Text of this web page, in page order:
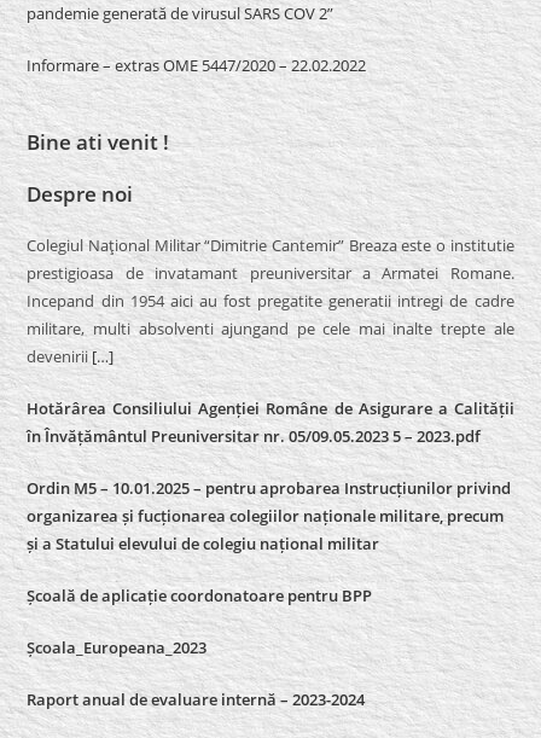
pandemie generată de virusul SARS COV 2”
Informare – extras OME 5447/2020 – 22.02.2022
Bine ati venit !
Despre noi
Colegiul Naţional Militar “Dimitrie Cantemir” Breaza este o institutie
prestigioasa de invatamant preuniversitar a Armatei Romane.
Incepand din 1954 aici au fost pregatite generatii intregi de cadre
militare, multi absolventi ajungand pe cele mai inalte trepte ale
devenirii […]
Hotărârea Consiliului Agenției Române de Asigurare a Calității
în Învățământul Preuniversitar nr. 05/09.05.2023 5 – 2023.pdf
Ordin M5 – 10.01.2025 – pentru aprobarea Instrucțiunilor privind
organizarea și fucționarea colegiilor naționale militare, precum
și a Statului elevului de colegiu național militar
Școală de aplicație coordonatoare pentru BPP
Școala_Europeana_2023
Raport anual de evaluare internă – 2023-2024